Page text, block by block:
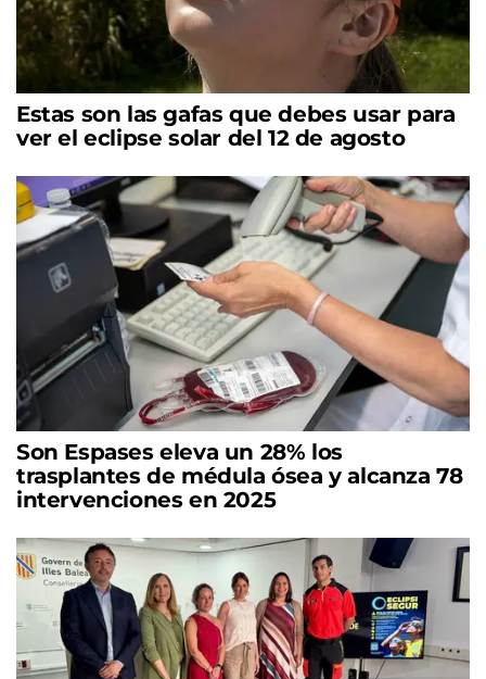
Estas son las gafas que debes usar para
ver el eclipse solar del 12 de agosto
Son Espases eleva un 28% los
trasplantes de médula ósea y alcanza 78
intervenciones en 2025